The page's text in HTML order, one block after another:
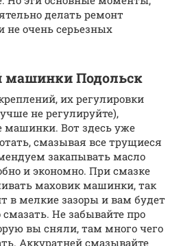
делать ремонт
очень серьезных
машинки Подольск
их регулировки
не регулируйте),
машинки. Вот здесь уже
смазывая все трущиеся
закапывать масло
и экономно. При смазке
маховик машинки, так
в мелкие зазоры и вам будет
Не забывайте про
вы сняли, там много чего
Аккуратней смазывайте